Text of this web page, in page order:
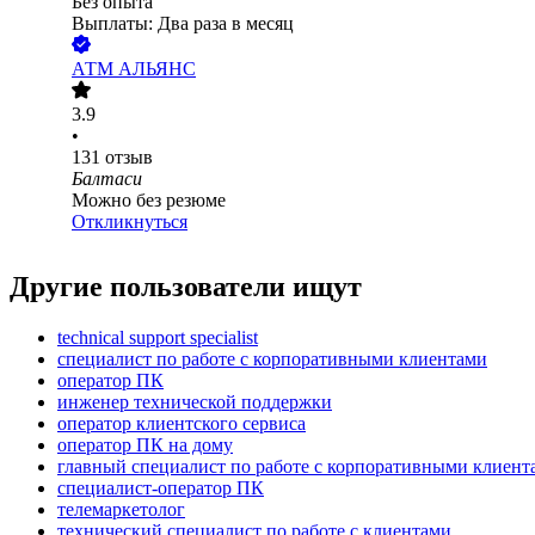
Выплаты: Два раза в месяц
АТМ АЛЬЯНС
3.9
•
131 отзыв
Балтаси
Можно без резюме
Откликнуться
Другие пользователи ищут
technical support specialist
специалист по работе с корпоративными клиентами
оператор ПК
инженер технической поддержки
оператор клиентского сервиса
оператор ПК на дому
главный специалист по работе с корпоративными
специалист-оператор ПК
телемаркетолог